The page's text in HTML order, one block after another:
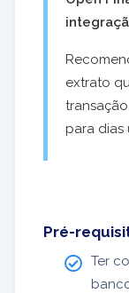
extrato
para dias
Pré-
Ter